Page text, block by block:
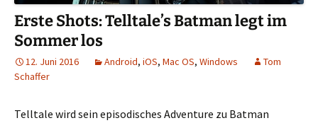
Erste Shots: Telltale’s Batman legt im
Sommer los
12. Juni 2016 Android, iOS, Mac OS, Windows
Tom
Schaffer
Telltale wird sein episodisches Adventure zu Batman